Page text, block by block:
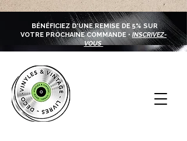
BÉNÉFICIEZ D'UNE REMISE DE 5% SUR
VOTRE PROCHAINE COMMANDE • INSCRIVEZ-
VOUS